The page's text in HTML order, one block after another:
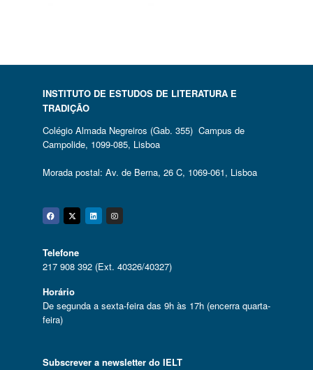
INSTITUTO DE ESTUDOS DE LITERATURA E
TRADIÇÃO
Colégio Almada Negreiros (Gab. 355) Campus de
Campolide, 1099-085, Lisboa
Morada postal: Av. de Berna, 26 C, 1069-061, Lisboa
Facebook
Twitter
Linkedin
Instagram
Telefone
217 908 392 (Ext. 40326/40327)
Horário
De segunda a sexta-feira das 9h às 17h (encerra quarta-
feira)
Subscrever a newsletter do IELT